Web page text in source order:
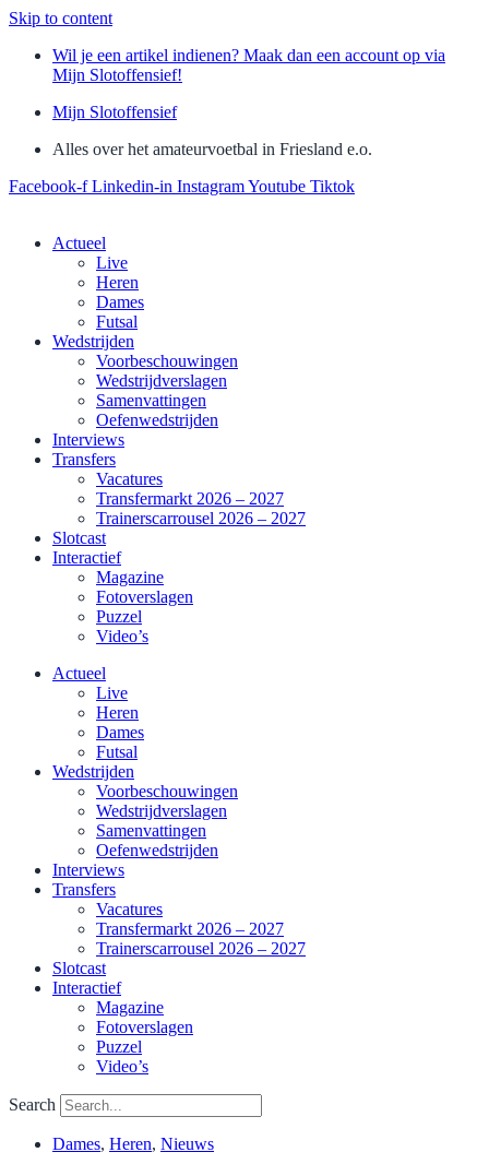
Skip to content
Wil je een artikel indienen? Maak dan een account op via
Mijn Slotoffensief!
Mijn Slotoffensief
Alles over het amateurvoetbal in Friesland e.o.
Facebook-f Linkedin-in InstagramYoutube Tiktok
Actueel
Live
Heren
Dames
Futsal
Wedstrijden
Voorbeschouwingen
Wedstrijdverslagen
Samenvattingen
Oefenwedstrijden
Interviews
Transfers
Vacatures
Transfermarkt 2026 – 2027
Trainerscarrousel 2026 – 2027
Slotcast
Interactief
Magazine
Fotoverslagen
Puzzel
Video’s
Actueel
Live
Heren
Dames
Futsal
Wedstrijden
Voorbeschouwingen
Wedstrijdverslagen
Samenvattingen
Oefenwedstrijden
Interviews
Transfers
Vacatures
Transfermarkt 2026 – 2027
Trainerscarrousel 2026 – 2027
Slotcast
Interactief
Magazine
Fotoverslagen
Puzzel
Video’s
Search
Dames, Heren, Nieuws